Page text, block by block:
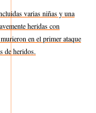
varias niñas y una
heridas con
en el primer ataque
de heridos.